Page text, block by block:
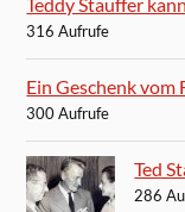
Teddy Stauffer
316 Aufrufe
Ein Geschenk vom
300 Aufrufe
Ted
286